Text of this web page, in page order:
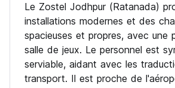
Le Zostel Jodhpur (Ratanada)
installations modernes et des
spacieuses et propres, avec une
salle de jeux. Le personnel est
serviable, aidant avec les
transport. Il est proche de